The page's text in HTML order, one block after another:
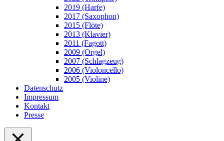
2019 (Harfe)
2017 (Saxophon)
2015 (Flöte)
2013 (Klavier)
2011 (Fagott)
2009 (Orgel)
2007 (Schlagzeug)
2006 (Violoncello)
2005 (Violine)
Datenschutz
Impressum
Kontakt
Presse